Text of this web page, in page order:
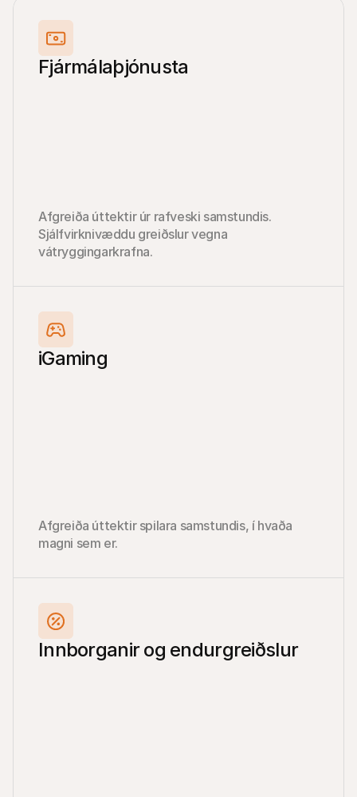
Fjármálaþjónusta
Afgreiða úttektir úr rafveski samstundis.
Sjálfvirknivæddu greiðslur vegna
vátryggingarkrafna.
iGaming
Afgreiða úttektir spilara samstundis, í hvaða
magni sem er.
Innborganir og endurgreiðslur